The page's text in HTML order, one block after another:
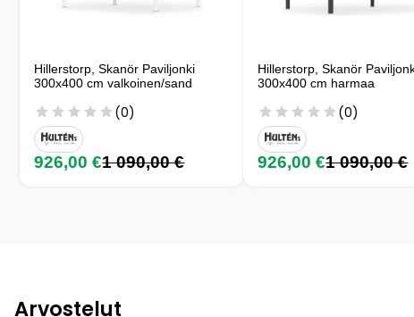
Hillerstorp, Skanör Paviljonki
300x400 cm valkoinen/sand
(0)
926,00 €1 090,00 €
Hillerstorp, Skanör
300x400 cm harmaa
(0)
926,00 €1 090,00 €
Arvostelut